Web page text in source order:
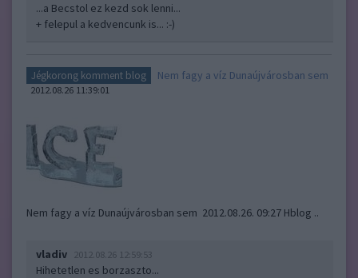
...a Becstol ez kezd sok lenni...
+ felepul a kedvencunk is... :-)
Jégkorong komment blog Nem fagy a víz Dunaújvárosban sem
2012.08.26 11:39:01
Nem fagy a víz Dunaújvárosban sem 2012.08.26. 09:27 Hblog ..
vladiv 2012.08.26 12:59:53
Hihetetlen es borzaszto...